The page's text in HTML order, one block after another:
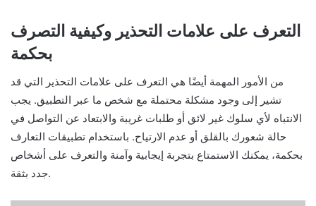
التعرف على علامات التحذير وكيفية التصرف
بحكمة
من الأمور المهمة أيضًا هي التعرف على علامات التحذير التي قد
تشير إلى وجود مشكلة محتملة مع شخص ما عبر التطبيق. يجب
الانتباه لأي سلوك غير لائق أو طلبات غريبة والابتعاد عن التواصل في
حالة شعورك بالقلق أو عدم الارتياح. باستخدام تطبيقات التعارف
بحكمة، يمكنك الاستمتاع بتجربة إيجابية وآمنة والتعرف على أشخاص
جدد بثقة.